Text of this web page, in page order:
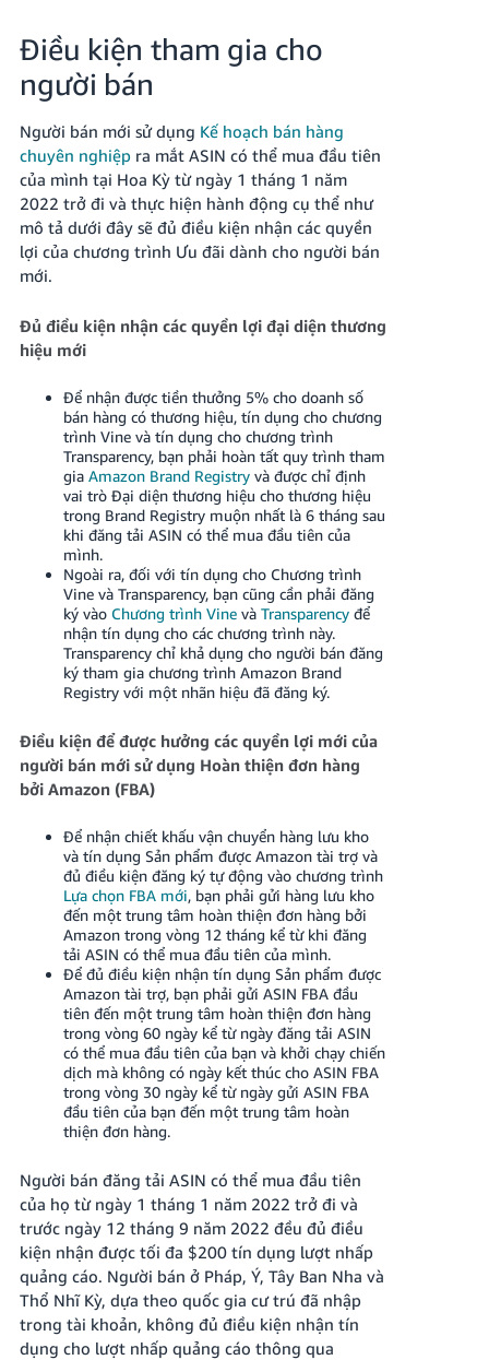
Điều kiện tham gia cho
người bán
Người bán mới sử dụng Kế hoạch bán hàng
chuyên nghiệpra mắt ASIN có thể mua đầu tiên
của mình tại Hoa Kỳ từ ngày 1 tháng 1 năm
2022 trở đi và thực hiện hành động cụ thể như
mô tả dưới đây sẽ đủ điều kiện nhận các quyền
lợi của chương trình Ưu đãi dành cho người bán
mới.
Đủ điều kiện nhận các quyền lợi đại diện thương
hiệu mới
Để nhận được tiền thưởng 5% cho doanh số
bán hàng có thương hiệu, tín dụng cho chương
trình Vine và tín dụng cho chương trình
Transparency, bạn phải hoàn tất quy trình tham
gia Amazon Brand Registryvà được chỉ định
vai trò Đại diện thương hiệu cho thương hiệu
trong Brand Registry muộn nhất là 6 tháng sau
khi đăng tải ASIN có thể mua đầu tiên của
mình.
Ngoài ra, đối với tín dụng cho Chương trình
Vine và Transparency, bạn cũng cần phải đăng
ký vào Chương trình Vinevà Transparencyđể
nhận tín dụng cho các chương trình này.
Transparency chỉ khả dụng cho người bán đăng
ký tham gia chương trình Amazon Brand
Registry với một nhãn hiệu đã đăng ký.
Điều kiện để được hưởng các quyền lợi mới của
người bán mới sử dụng Hoàn thiện đơn hàng
bởi Amazon (FBA)
Để nhận chiết khấu vận chuyển hàng lưu kho
và tín dụng Sản phẩm được Amazon tài trợ và
đủ điều kiện đăng ký tự động vào chương trình
Lựa chọn FBA mới, bạn phải gửi hàng lưu kho
đến một trung tâm hoàn thiện đơn hàng bởi
Amazon trong vòng 12 tháng kể từ khi đăng
tải ASIN có thể mua đầu tiên của mình.
Để đủ điều kiện nhận tín dụng Sản phẩm được
Amazon tài trợ, bạn phải gửi ASIN FBA đầu
tiên đến một trung tâm hoàn thiện đơn hàng
trong vòng 60 ngày kể từ ngày đăng tải ASIN
có thể mua đầu tiên của bạn và khởi chạy chiến
dịch mà không có ngày kết thúc cho ASIN FBA
trong vòng 30 ngày kể từ ngày gửi ASIN FBA
đầu tiên của bạn đến một trung tâm hoàn
thiện đơn hàng.
Người bán đăng tải ASIN có thể mua đầu tiên
của họ từ ngày 1 tháng 1 năm 2022 trở đi và
trước ngày 12 tháng 9 năm 2022 đều đủ điều
kiện nhận được tối đa $200 tín dụng lượt nhấp
quảng cáo. Người bán ở Pháp, Ý, Tây Ban Nha và
Thổ Nhĩ Kỳ, dựa theo quốc gia cư trú đã nhập
trong tài khoản, không đủ điều kiện nhận tín
dụng cho lượt nhấp quảng cáo thông qua